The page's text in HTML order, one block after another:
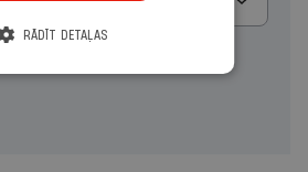
RĀDĪT DETAĻAS